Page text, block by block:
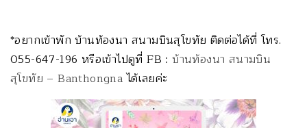
*อยากเข้าพัก บ้านท้องนา สนามบินสุโขทัย ติดต่อได้ที่ โทร.
055-647-196 หรือเข้าไปดูที่ FB : บ้านท้องนา สนามบิน
สุโขทัย – Banthongnaได้เลยค่ะ